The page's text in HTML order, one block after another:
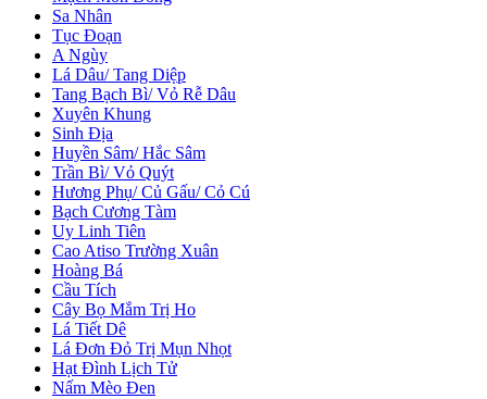
Sa Nhân
Tục Đoạn
A Ngùy
Lá Dâu/ Tang Diệp
Tang Bạch Bì/ Vỏ Rễ Dâu
Xuyên Khung
Sinh Địa
Huyền Sâm/ Hắc Sâm
Trần Bì/ Vỏ Quýt
Hương Phụ/ Củ Gấu/ Cỏ Cú
Bạch Cương Tàm
Uy Linh Tiên
Cao Atiso Trường Xuân
Hoàng Bá
Cầu Tích
Cây Bọ Mắm Trị Ho
Lá Tiết Dê
Lá Đơn Đỏ Trị Mụn Nhọt
Hạt Đình Lịch Tử
Nấm Mèo Đen